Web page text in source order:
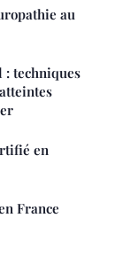
au
techniques
en
France